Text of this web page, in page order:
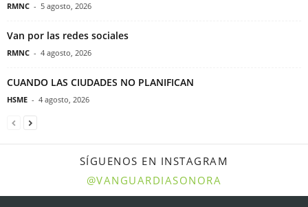
RMNC - 5 agosto, 2026
Van por las redes sociales
RMNC - 4 agosto, 2026
CUANDO LAS CIUDADES NO PLANIFICAN
HSME - 4 agosto, 2026
SÍGUENOS EN INSTAGRAM
@VANGUARDIASONORA